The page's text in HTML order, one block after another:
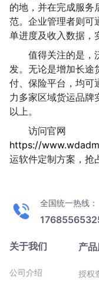
的地，并在完成服务
范。企业管理者则可
单进度及收入数据，
值得关注的是，
发。无论是增加长途
付、保险平台，均可
力多家区域货运品牌
以上。
访问官网
https://
运软件定制方案，抢
全国统一热线：
关于我们
公司介绍
产
授权